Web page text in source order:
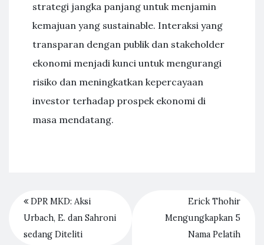
strategi jangka panjang untuk menjamin
kemajuan yang sustainable. Interaksi yang
transparan dengan publik dan stakeholder
ekonomi menjadi kunci untuk mengurangi
risiko dan meningkatkan kepercayaan
investor terhadap prospek ekonomi di
masa mendatang.
DPR MKD: Aksi
Urbach, E. dan Sahroni
sedang Diteliti
Erick Thohir
Mengungkapkan 5
Nama Pelatih